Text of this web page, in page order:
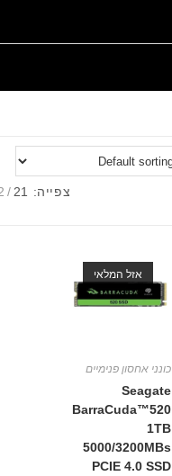
צפייה: 21
אזל המלאי
כונני אחסון פנימיים
Seagate
BarraCuda™520
1TB
5000/3200MBs
PCIE 4.0 SSD